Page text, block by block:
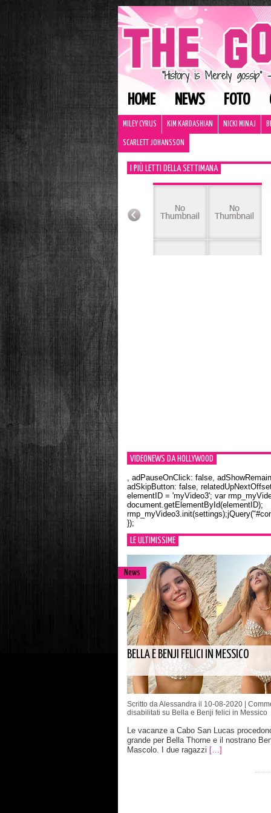
HOME NEWS FOTO
MILEY CYRUS KIM KARDASHIAN NICKI MINAJ
SCARLETT JOHANSSON
I PIÙ LETTI DELLA SETTIMANA
VIDEONEWS DA HOLLYWOOD
, adPauseOnClick: false,
adSkipButton: false,
elementID = 'myVideo3'; var
document.getElementById(elementID);
});
LE ULTIMISSIME
News
BELLA E BENJI FELICI IN MESSICO
Scritto da Alessandra il 10-08-2020 |
disabilitati su Bella e Benji felici in Messico
Le vacanze a Cabo San Lucas
grande per Bella Thorne e il nostrano
Mascolo. I due ragazzi […]